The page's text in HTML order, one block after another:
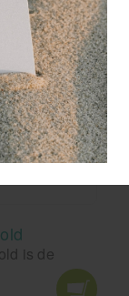
is de
voor de
Tork.